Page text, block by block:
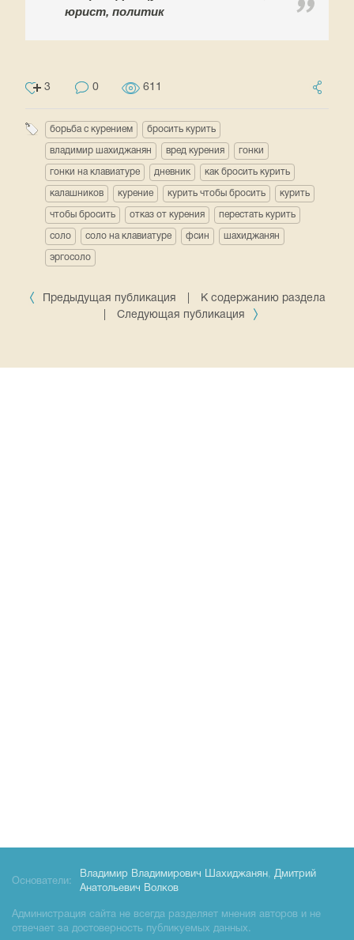
юрист, политик
3 0 611
борьба с курением бросить курить
владимир шахиджанян вред курения гонки
гонки на клавиатуре дневник как бросить курить
калашников курение курить чтобы бросить курить
чтобы бросить отказ от курения перестать курить
соло соло на клавиатуре фсин шахиджанян
эргосоло
Предыдущая публикация
К содержанию раздела
Следующая публикация
Основатели:
Владимир Владимирович Шахиджанян, Дмитрий
Анатольевич Волков
Администрация сайта не всегда разделяет мнения авторов и не
отвечает за достоверность публикуемых данных.